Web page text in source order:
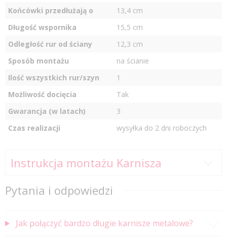
Końcówki przedłużają o
13,4 cm
Długość wspornika
15,5 cm
Odległość rur od ściany
12,3 cm
Sposób montażu
na ścianie
Ilość wszystkich rur/szyn
1
Możliwość docięcia
Tak
Gwarancja (w latach)
3
Czas realizacji
wysyłka do 2 dni roboczych
Instrukcja montażu Karnisza
Pytania i odpowiedzi
Jak połączyć bardzo długie karnisze metalowe?